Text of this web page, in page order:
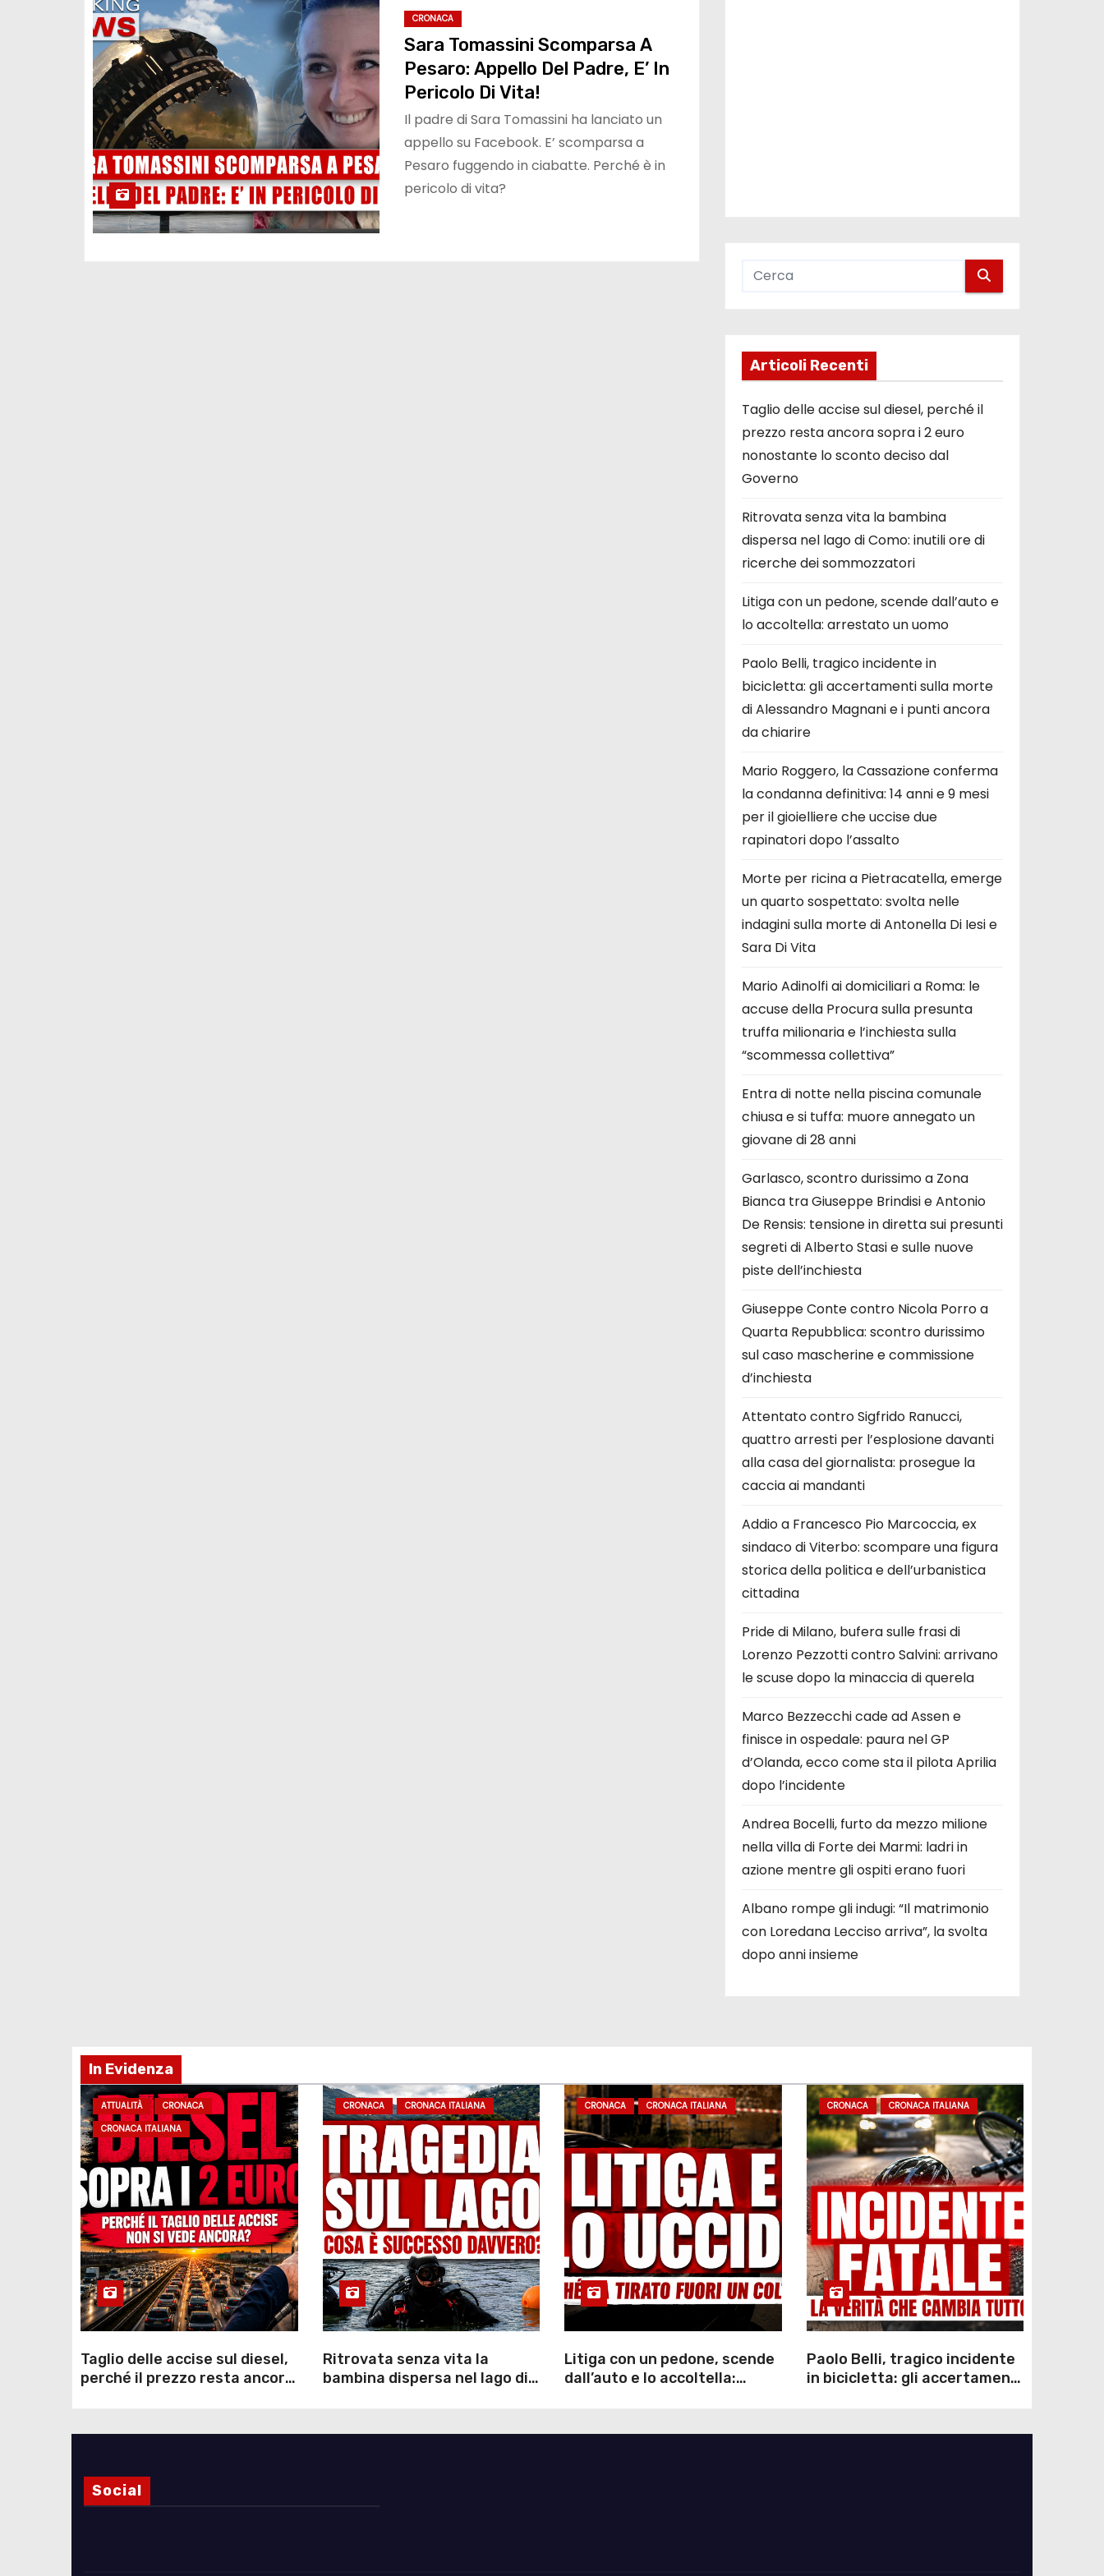
CRONACA
Sara Tomassini Scomparsa A
Pesaro: Appello Del Padre, E’ In
Pericolo Di Vita!
Il padre di Sara Tomassini ha lanciato un
appello su Facebook. E’ scomparsa a
Pesaro fuggendo in ciabatte. Perché è in
pericolo di vita?
Articoli Recenti
Taglio delle accise sul diesel, perché il
prezzo resta ancora sopra i 2 euro
nonostante lo sconto deciso dal
Governo
Ritrovata senza vita la bambina
dispersa nel lago di Como: inutili ore di
ricerche dei sommozzatori
Litiga con un pedone, scende dall’auto e
lo accoltella: arrestato un uomo
Paolo Belli, tragico incidente in
bicicletta: gli accertamenti sulla morte
di Alessandro Magnani e i punti ancora
da chiarire
Mario Roggero, la Cassazione conferma
la condanna definitiva: 14 anni e 9 mesi
per il gioielliere che uccise due
rapinatori dopo l’assalto
Morte per ricina a Pietracatella, emerge
un quarto sospettato: svolta nelle
indagini sulla morte di Antonella Di Iesi e
Sara Di Vita
Mario Adinolfi ai domiciliari a Roma: le
accuse della Procura sulla presunta
truffa milionaria e l’inchiesta sulla
“scommessa collettiva”
Entra di notte nella piscina comunale
chiusa e si tuffa: muore annegato un
giovane di 28 anni
Garlasco, scontro durissimo a Zona
Bianca tra Giuseppe Brindisi e Antonio
De Rensis: tensione in diretta sui presunti
segreti di Alberto Stasi e sulle nuove
piste dell’inchiesta
Giuseppe Conte contro Nicola Porro a
Quarta Repubblica: scontro durissimo
sul caso mascherine e commissione
d’inchiesta
Attentato contro Sigfrido Ranucci,
quattro arresti per l’esplosione davanti
alla casa del giornalista: prosegue la
caccia ai mandanti
Addio a Francesco Pio Marcoccia, ex
sindaco di Viterbo: scompare una figura
storica della politica e dell’urbanistica
cittadina
Pride di Milano, bufera sulle frasi di
Lorenzo Pezzotti contro Salvini: arrivano
le scuse dopo la minaccia di querela
Marco Bezzecchi cade ad Assen e
finisce in ospedale: paura nel GP
d’Olanda, ecco come sta il pilota Aprilia
dopo l’incidente
Andrea Bocelli, furto da mezzo milione
nella villa di Forte dei Marmi: ladri in
azione mentre gli ospiti erano fuori
Albano rompe gli indugi: “Il matrimonio
con Loredana Lecciso arriva”, la svolta
dopo anni insieme
In Evidenza
ATTUALITÀ
CRONACA
CRONACA ITALIANA
Taglio delle accise sul diesel,
perché il prezzo resta ancora
CRONACA CRONACA ITALIANA
Ritrovata senza vita la
bambina dispersa nel lago di
CRONACA CRONACA ITALIANA
Litiga con un pedone, scende
dall’auto e lo accoltella:
CRONACA CRONACA ITALIANA
Paolo Belli, tragico incidente
in bicicletta: gli accertamenti
chiarire
Social